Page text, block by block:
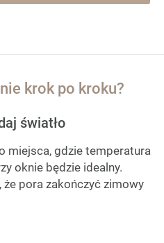
krok po kroku?
światło
miejsca, gdzie temperatura
oknie będzie idealny.
że pora zakończyć zimowy